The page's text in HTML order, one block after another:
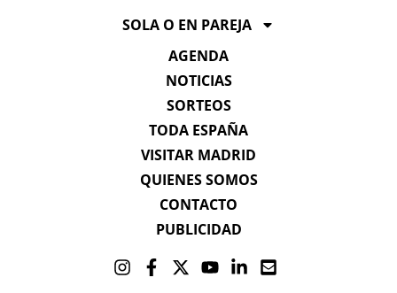
SOLA O EN PAREJA
AGENDA
NOTICIAS
SORTEOS
TODA ESPAÑA
VISITAR MADRID
QUIENES SOMOS
CONTACTO
PUBLICIDAD